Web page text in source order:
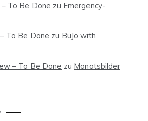
To Be Done zu Emergency-
To Be Done zu BuJo with
– To Be Done zu Monatsbilder